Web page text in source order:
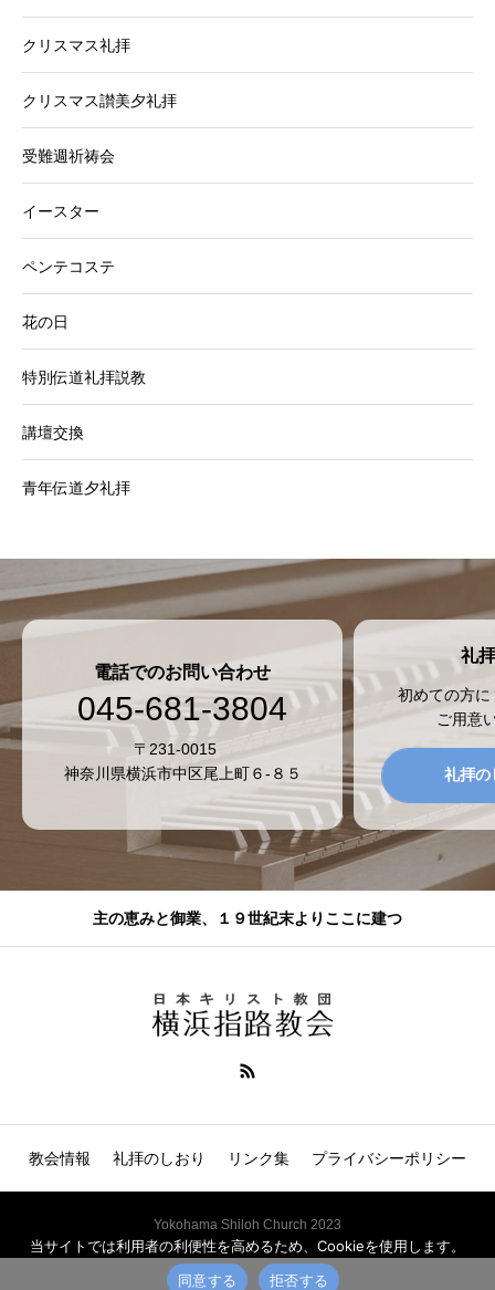
クリスマス礼拝
クリスマス讃美夕礼拝
受難週祈祷会
イースター
ペンテコステ
花の日
特別伝道礼拝説教
講壇交換
青年伝道夕礼拝
電話でのお問い合わせ
045-681-3804
〒231-0015
神奈川県横浜市中区尾上町６-８５
礼
初めての方
ご用意
礼拝の
主の恵みと御業、１９世紀末よりここに建つ
教会情報 礼拝のしおり リンク集 プライバシーポリシー
Yokohama Shiloh Church 2023
当サイトでは利用者の利便性を高めるため、Cookieを使用します。
同意する
拒否する